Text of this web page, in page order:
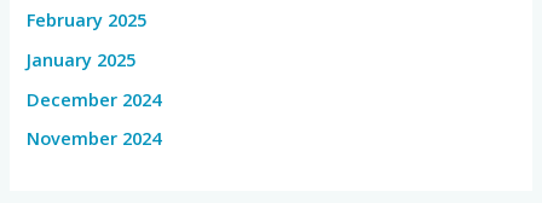
February 2025
January 2025
December 2024
November 2024